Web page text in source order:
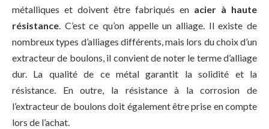
métalliques et doivent être fabriqués en acier à haute
résistance. C’est ce qu’on appelle un alliage. Il existe de
nombreux types d’alliages différents, mais lors du choix d’un
extracteur de boulons, il convient de noter le terme d’alliage
dur. La qualité de ce métal garantit la solidité et la
résistance. En outre, la résistance à la corrosion de
l’extracteur de boulons doit également être prise en compte
lors de l’achat.